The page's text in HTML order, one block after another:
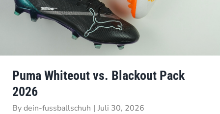
Puma Whiteout vs. Blackout Pack
2026
Bydein-fussballschuh | Juli 30, 2026